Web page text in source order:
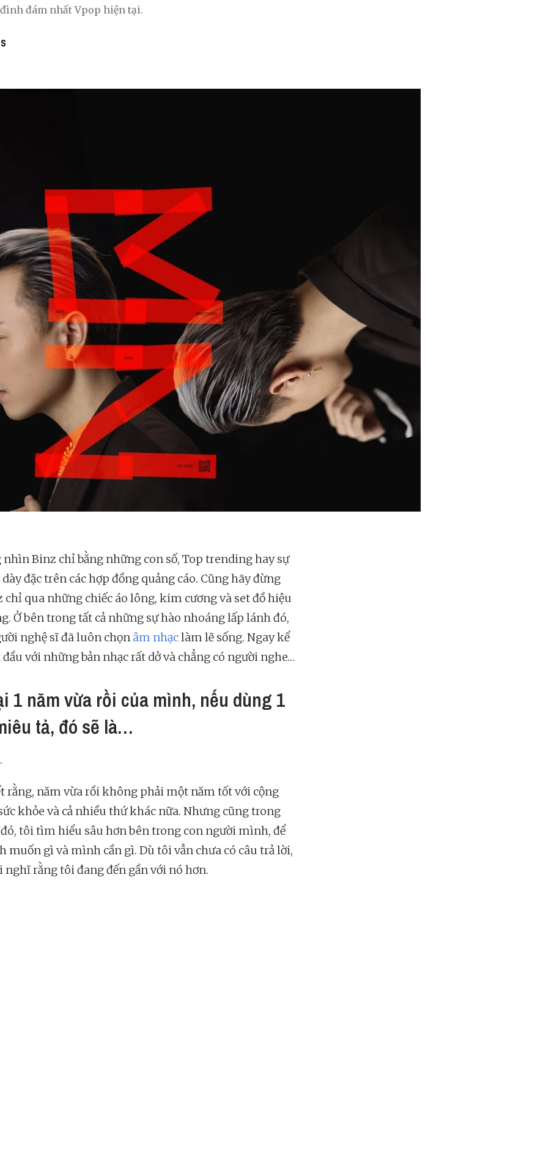
đám nhất Vpop hiện tại.
nhìn Binz chỉ bằng những con số, Top trending hay sự
đặc trên các hợp đồng quảng cáo. Cũng hãy đừng
chỉ qua những chiếc áo lông, kim cương và set đồ hiệu
Ở bên trong tất cả những sự hào nhoáng lấp lánh đó,
nghệ sĩ đã luôn chọn âm nhạclàm lẽ sống. Ngay kể
đầu với những bản nhạc rất dở và chẳng có người nghe…
1 năm vừa rồi của mình, nếu dùng 1
tả, đó sẽ là…
rằng, năm vừa rồi không phải một năm tốt với cộng
khỏe và cả nhiều thứ khác nữa. Nhưng cũng trong
tôi tìm hiểu sâu hơn bên trong con người mình, để
muốn gì và mình cần gì. Dù tôi vẫn chưa có câu trả lời,
nghĩ rằng tôi đang đến gần với nó hơn.